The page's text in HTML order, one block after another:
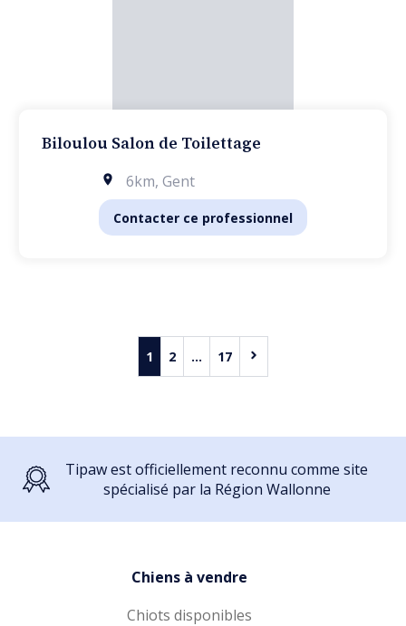
Biloulou Salon de Toilettage
6km, Gent
Contacter ce professionnel
1 2 ... 17
Tipaw est officiellement reconnu comme site
spécialisé par la Région Wallonne
Chiens à vendre
Chiots disponibles